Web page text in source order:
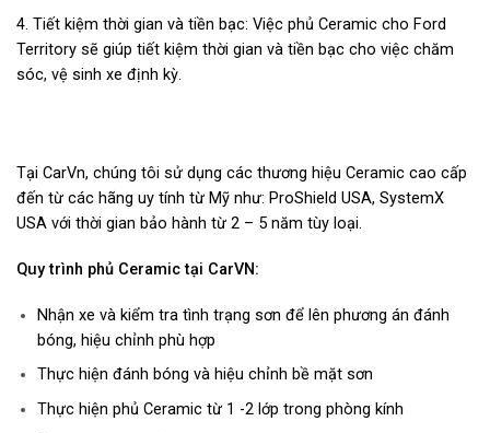
4. Tiết kiệm thời gian và tiền bạc: Việc phủ Ceramic cho Ford
Territory sẽ giúp tiết kiệm thời gian và tiền bạc cho việc chăm
sóc, vệ sinh xe định kỳ.
Tại CarVn, chúng tôi sử dụng các thương hiệu Ceramic cao cấp
đến từ các hãng uy tính từ Mỹ như: ProShield USA, SystemX
USA với thời gian bảo hành từ 2 – 5 năm tùy loại.
Quy trình phủ Ceramic tại CarVN:
Nhận xe và kiểm tra tình trạng sơn để lên phương án đánh
bóng, hiệu chỉnh phù hợp
Thực hiện đánh bóng và hiệu chỉnh bề mặt sơn
Thực hiện phủ Ceramic từ 1 -2 lớp trong phòng kính